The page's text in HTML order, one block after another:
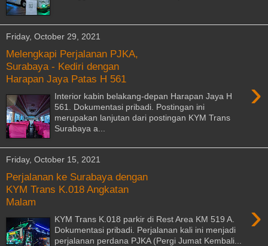
Friday, October 29, 2021
Melengkapi Perjalanan PJKA,
Surabaya - Kediri dengan
Harapan Jaya Patas H 561
›
Interior kabin belakang-depan Harapan Jaya H
561. Dokumentasi pribadi. Postingan ini
merupakan lanjutan dari postingan KYM Trans
Surabaya a...
Friday, October 15, 2021
Perjalanan ke Surabaya dengan
KYM Trans K.018 Angkatan
Malam
›
KYM Trans K.018 parkir di Rest Area KM 519 A.
Dokumentasi pribadi. Perjalanan kali ini menjadi
perjalanan perdana PJKA (Pergi Jumat Kembali...